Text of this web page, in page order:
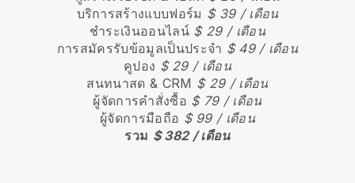
บริการสร้างแบบฟอร์ม $ 39 / เดือน
ชำระเงินออนไลน์ $ 29 / เดือน
การสมัครรับข้อมูลเป็นประจำ $ 49 / เดือน
คูปอง $ 29 / เดือน
สนทนาสด & CRM $ 29 / เดือน
ผู้จัดการคำสั่งซื้อ $ 79 / เดือน
ผู้จัดการมือถือ $ 99 / เดือน
รวม $ 382 / เดือน